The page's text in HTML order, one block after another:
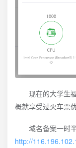
现在的大学生福
概就享受过火车票
域名备案一时半
http://